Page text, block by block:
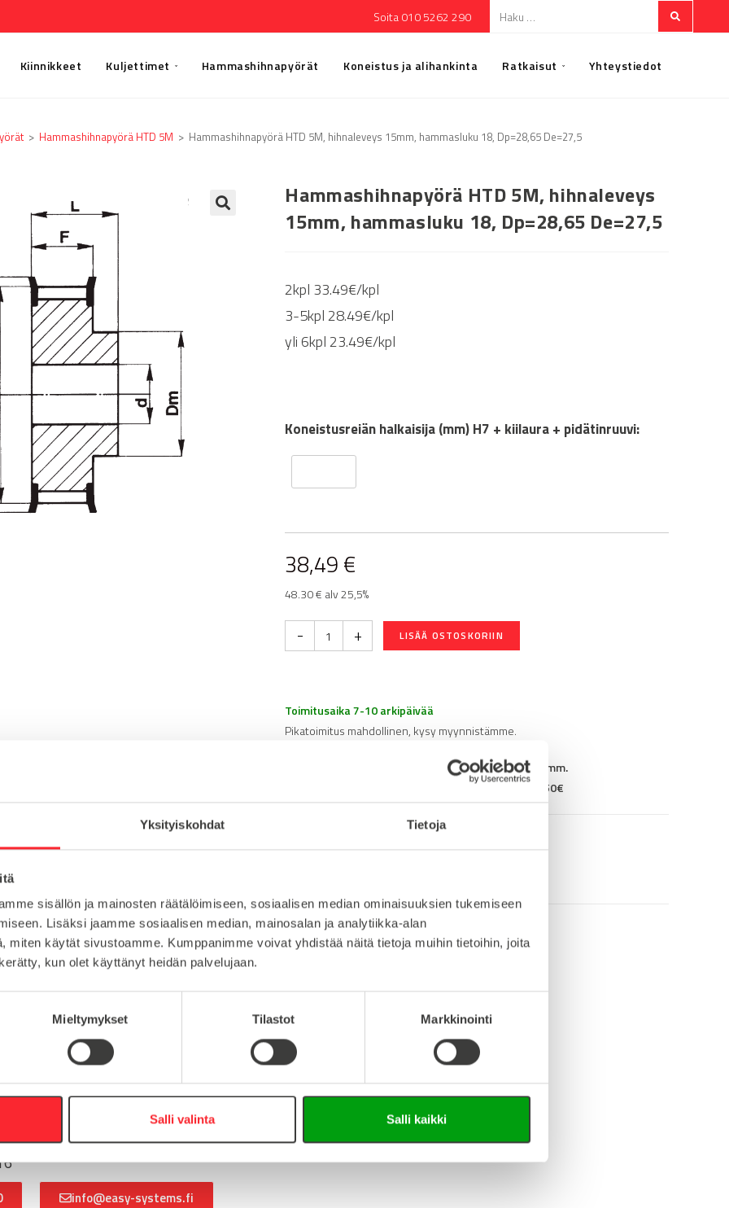
Yksityiskohdat Tietoja
sisällön ja mainosten räätälöimiseen, sosiaalisen median ominaisuuksien tukemiseen
Lisäksi jaamme sosiaalisen median, mainosalan ja analytiikka-alan
miten käytät sivustoamme. Kumppanimme voivat yhdistää näitä tietoja muihin tietoihin, joita
kun olet käyttänyt heidän palvelujaan.
Mieltymykset Tilastot Markkinointi
Salli valinta Salli kaikki
Soita 010 5262 290
Kiinnikkeet Kuljettimet Hammashihnapyörät Koneistus ja alihankinta Ratkaisut Yhteystiedot
> Hammashihnapyörä HTD 5M > Hammashihnapyörä HTD 5M, hihnaleveys 15mm, hammasluku 18, Dp=28,65 De=27,5
Hammashihnapyörä HTD 5M, hihnaleveys
15mm, hammasluku 18, Dp=28,65 De=27,5
2kpl 33.49€/kpl
3-5kpl 28.49€/kpl
yli 6kpl 23.49€/kpl
Koneistusreiän halkaisija (mm) H7 + kiilaura + pidätinruuvi:
38,49€
48.30 € alv 25,5%
- + LISÄÄ OSTOSKORIIN
Toimitusaika 7-10 arkipäivää
Pikatoimitus mahdollinen, kysy myynnistämme.
Toimituskulut 25€ kun lähetyksen pituus alle 1900mm.
Yli 1900mm toimitus 50€ ja yli 3000mm toimitus 150€
15
6
info@easy-systems.fi